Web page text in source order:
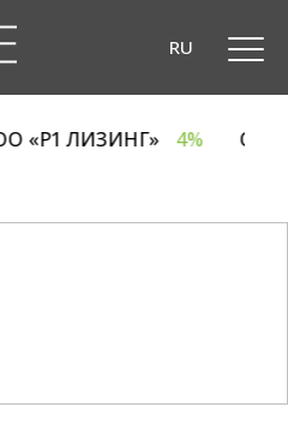
RU
ООО «Р1 ЛИЗИНГ» 4%